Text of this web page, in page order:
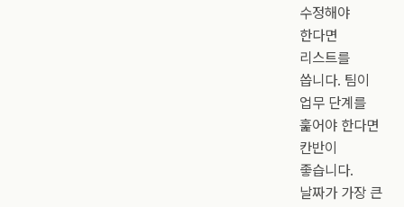
수정해야
한다면
리스트를
씁니다. 팀이
업무 단계를
훑어야 한다면
칸반이
좋습니다.
날짜가 가장 큰